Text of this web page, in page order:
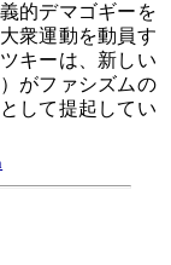
的デマゴギーを
衆運動を動員す
キーは、新しい
がファシズムの
して提起してい